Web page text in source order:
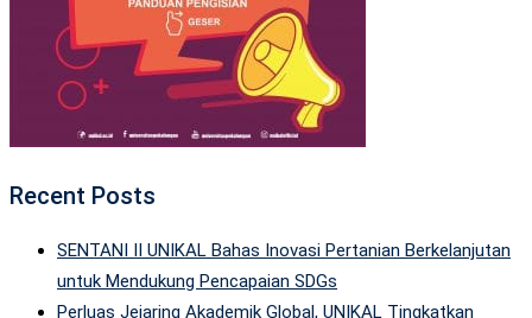
Recent Posts
SENTANI II UNIKAL Bahas Inovasi Pertanian Berkelanjutan
untuk Mendukung Pencapaian SDGs
Perluas Jejaring Akademik Global, UNIKAL Tingkatkan